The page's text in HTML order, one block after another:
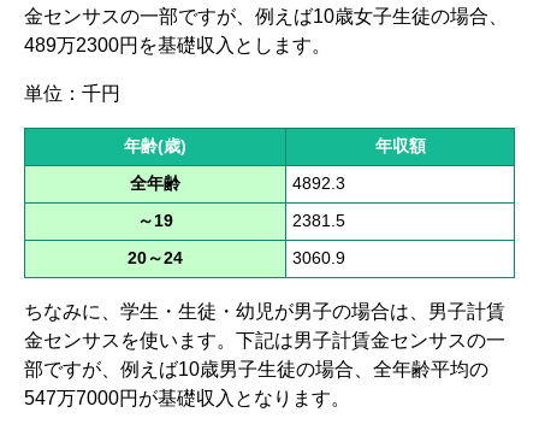
金センサスの一部ですが、例えば10歳女子生徒の場合、
489万2300円を基礎収入とします。
単位：千円
年齢(歳) 年収額
全年齢 4892.3
～19 2381.5
20～24 3060.9
ちなみに、学生・生徒・幼児が男子の場合は、男子計賃
金センサスを使います。下記は男子計賃金センサスの一
部ですが、例えば10歳男子生徒の場合、全年齢平均の
547万7000円が基礎収入となります。